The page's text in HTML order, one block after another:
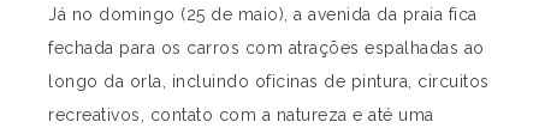
Já no domingo (25 de maio), a avenida da praia fica
fechada para os carros com atrações espalhadas ao
longo da orla, incluindo oficinas de pintura, circuitos
recreativos, contato com a natureza e até uma